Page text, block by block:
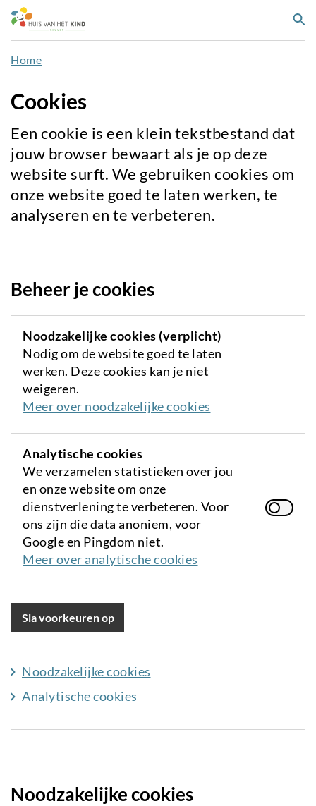
Overslaan
en
naar
de
gaan
Home
Cookies
Een cookie is een klein tekstbestand dat
jouw browser bewaart als je op deze
website surft. We gebruiken cookies om
onze website goed te laten werken, te
analyseren en te verbeteren.
Beheer je cookies
Noodzakelijke cookies (verplicht)
Nodig om de website goed te laten
werken. Deze cookies kan je niet
weigeren.
Meer over noodzakelijke cookies
Analytische cookies
We verzamelen statistieken over jou
en onze website om onze
dienstverlening te verbeteren. Voor
ons zijn die data anoniem, voor
Google en Pingdom niet.
Meer over analytische cookies
Sla voorkeuren op
Noodzakelijke cookies
Analytische cookies
Noodzakelijke cookies